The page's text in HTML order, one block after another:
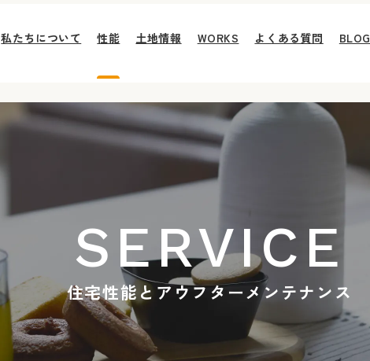
私たちについて 性能 土地情報 WORKS よくある質問 BLOG
SERVICE
住宅性能とアウフターメンテナンス